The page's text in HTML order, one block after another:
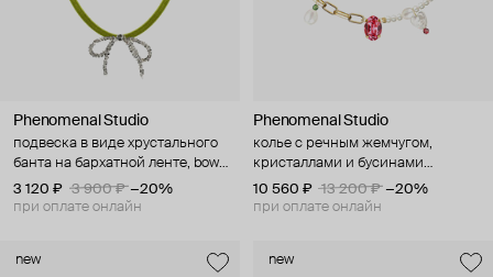
Phenomenal Studio
подвеска в виде хрустального
банта на бархатной ленте, bow
wow
3 120 ₽ 3 900 ₽ −20%
при оплате онлайн
Phenomenal Studio
колье с речным жемчугом,
кристаллами и бусинами
лэмпворк, flower power
10 560 ₽ 13 200 ₽ −20%
при оплате онлайн
new new